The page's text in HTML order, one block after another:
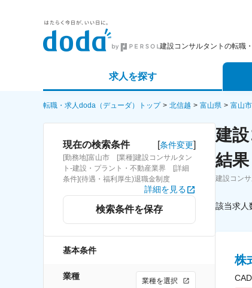
建設コンサルタントの転職
求人を探す
詳細条件から探す
求人特集から探す
エ
ス
パ
転職・求人doda（デューダ）トップ 北信越 富山県 富山市
現在の検索条件 [条件変更]
[勤務地]富山市 [業種]建設コンサルタン
ト-建設・プラント・不動産業界 [詳細
条件](待遇・福利厚生)退職金制度
詳細を見る
検索条件を保存
基本条件
業種 業種を選択
建
結果
建設コン
該当求人
株